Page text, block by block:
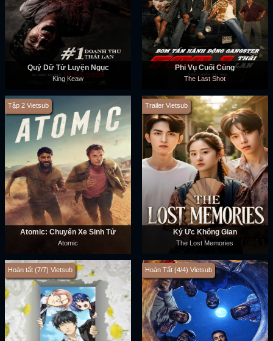
Quỷ Dữ Từ Luyện Ngục
King Keaw
Phi Vụ Cuối Cùng
The Last Shot
Tập 2 Vietsub
Atomic: Chuyến Xe Sinh Tử
Atomic
Trailer Vietsub
Ký Ức Không Gian
The Lost Memories
Hoàn tất (7/7) Vietsub Hoàn Tất (4/4) Vietsub